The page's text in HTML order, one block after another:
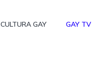
CULTURA GAY GAY TV